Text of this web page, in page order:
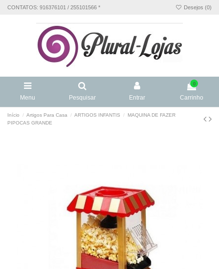
CONTATOS: 916376101 / 255101566 * Desejos (0)
Menu Pesquisar Entrar
0
Carrinho
Início Artigos Para Casa ARTIGOS INFANTIS
MAQUINA DE FAZER
PIPOCAS GRANDE